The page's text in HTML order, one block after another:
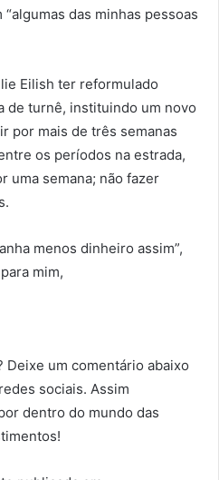
das minhas pessoas
Eilish ter reformulado
de turnê, instituindo um novo
por mais de três semanas
os períodos na estrada,
uma semana; não fazer
menos dinheiro assim”,
mim,
Deixe um comentário abaixo
sociais. Assim
dentro do mundo das